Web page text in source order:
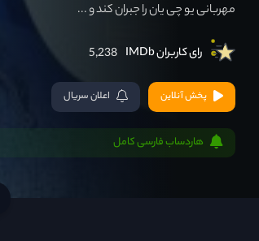
مهربانی یو چی یان را جبران کند و ...
رای کاربران IMDb 5,238
پخش آنلاین اعلان سریال
هاردساب فارسی کامل